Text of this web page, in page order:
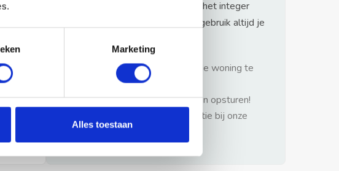
Marketing
Alles toestaan
Huurflits hecht veel waarde aan het integer
handelen van verhuurders maar gebruik altijd je
1: Nooit vooraf betalen zonder de woning te
hebben gezien.
2: Geen persoonlijke documenten opsturen!
3: Meld bij misbruik de advertentie bij onze
klantenservice.